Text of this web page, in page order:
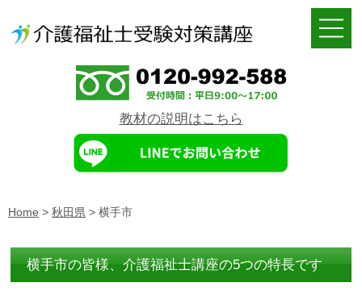
教材の説明はこちら
Home > 秋田県 > 横手市
横手市の皆様、介護福祉士講座の5つの特長です